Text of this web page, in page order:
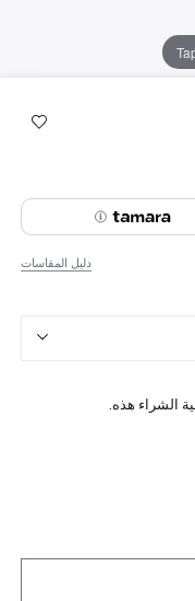
دليل المقاسات
الشراء هذه.